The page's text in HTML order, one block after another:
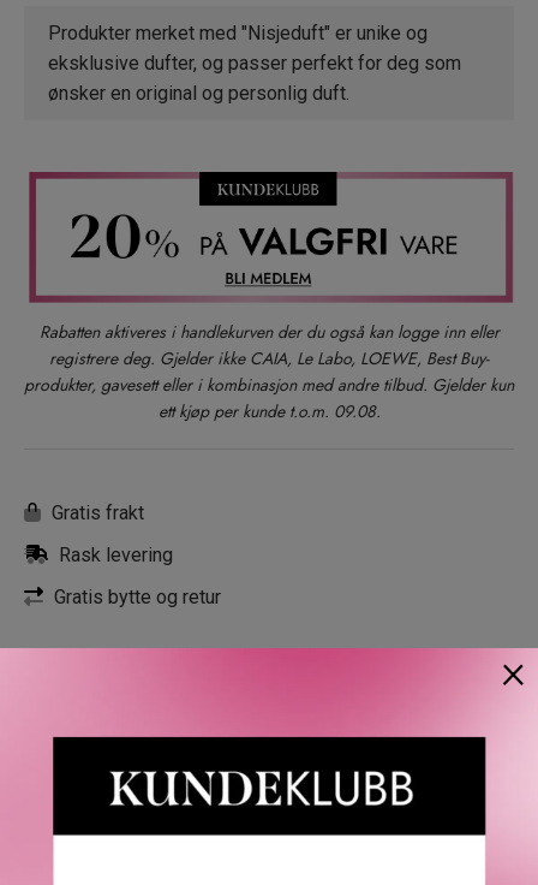
Produkter merket med "Nisjeduft" er unike og
eksklusive dufter, og passer perfekt for deg som
ønsker en original og personlig duft.
Rabatten aktiveres i handlekurven der du også kan logge inn eller
registrere deg. Gjelder ikke CAIA, Le Labo, LOEWE, Best Buy-
produkter, gavesett eller i kombinasjon med andre tilbud. Gjelder kun
ett kjøp per kunde t.o.m. 09.08.
Gratis frakt
Rask levering
Gratis bytte og retur
Solferino 02 – 10 Solferino
×